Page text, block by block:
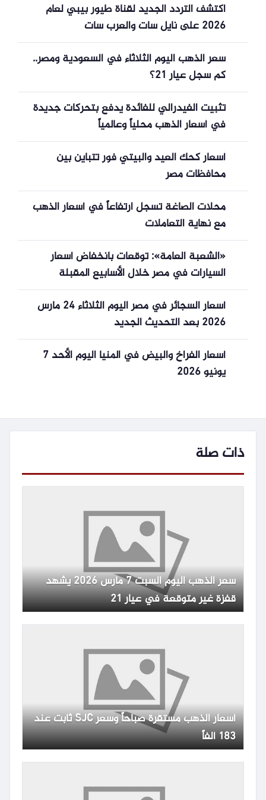
اكتشف التردد الجديد لقناة طيور بيبي لعام
2026 على نايل سات والعرب سات
سعر الذهب اليوم الثلاثاء في السعودية ومصر..
كم سجل عيار 21؟
تثبيت الفيدرالي للفائدة يدفع بتحركات جديدة
في أسعار الذهب محلياً وعالمياً
أسعار كحك العيد والبيتي فور تتباين بين
محافظات مصر
محلات الصاغة تسجل ارتفاعاً في أسعار الذهب
مع نهاية التعاملات
«الشعبة العامة»: توقعات بانخفاض أسعار
السيارات في مصر خلال الأسابيع المقبلة
أسعار السجائر في مصر اليوم الثلاثاء 24 مارس
2026 بعد التحديث الجديد
أسعار الفراخ والبيض في المنيا اليوم الأحد 7
يونيو 2026
ذات صلة
سعر الذهب اليوم السبت 7 مارس 2026 يشهد
قفزة غير متوقعة في عيار 21
أسعار الذهب مستقرة صباحاً وسعر SJC ثابت عند
183 ألفاً